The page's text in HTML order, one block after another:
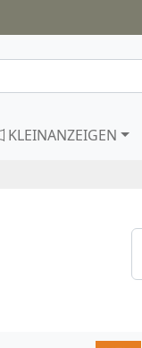
KLEINANZEIGEN